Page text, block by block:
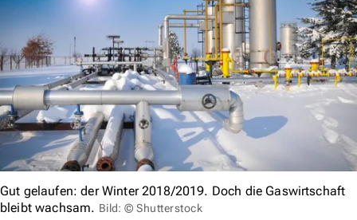
Gut gelaufen: der Winter 2018/2019. Doch die Gaswirtschaft
bleibt wachsam. Bild: © Shutterstock